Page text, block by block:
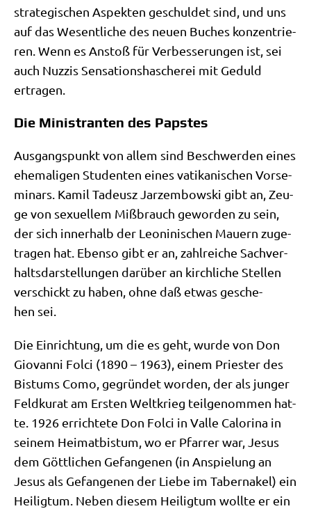
stra­te­gi­schen Aspek­ten geschul­det sind, und uns
auf das Wesent­li­che des neu­en Buches kon­zen­trie­
ren. Wenn es Anstoß für Ver­bes­se­run­gen ist, sei
auch Nuz­zis Sen­sa­ti­ons­ha­sche­rei mit Geduld
ertragen.
Die Ministranten des Papstes
Aus­gangs­punkt von allem sind Beschwer­den eines
ehe­ma­li­gen Stu­den­ten eines vati­ka­ni­schen Vor­se­
mi­nars. Kamil Tade­u­sz Jar­zem­bow­ski gibt an, Zeu­
ge von sexu­el­lem Miß­brauch gewor­den zu sein,
der sich inner­halb der Leo­ni­ni­schen Mau­ern zuge­
tra­gen hat. Eben­so gibt er an, zahl­rei­che Sach­ver­
halts­dar­stel­lun­gen dar­über an kirch­li­che Stel­len
ver­schickt zu haben, ohne daß etwas gesche­
hen sei.
Die Ein­rich­tung, um die es geht, wur­de von Don
Gio­van­ni Fol­ci (1890 – 1963), einem Prie­ster des
Bis­tums Como, gegrün­det wor­den, der als jun­ger
Feld­ku­rat am Ersten Welt­krieg teil­ge­nom­men hat­
te. 1926 errich­te­te Don Fol­ci in Val­le Calo­rina in
sei­nem Hei­mat­bis­tum, wo er Pfar­rer war, Jesus
dem Gött­li­chen Gefan­ge­nen (in Anspie­lung an
Jesus als Gefan­ge­nen der Lie­be im Taber­na­kel) ein
Hei­lig­tum. Neben die­sem Hei­lig­tum woll­te er ein